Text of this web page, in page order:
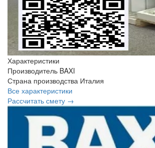
Характеристики
Производитель BAXI
Страна производства Италия
Все характеристики
Рассчитать смету →